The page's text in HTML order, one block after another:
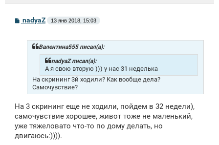
С
о
nadyaZ 13 янв 2018, 15:03
Валентина555 писал(а):
nadyaZ писал(а):
А я свою вторую ))) у нас 31 неделька
На скрининг 3й ходили? Как вообще дела?
Самочувствие?
На 3 скрининг еще не ходили, пойдем в 32 недели),
самочувствие хорошее, живот тоже не маленький,
уже тяжеловато что-то по дому делать, но
двигаюсь:)))).